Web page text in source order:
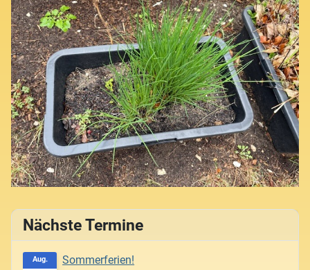
Nächste Termine
Aug.
Sommerferien!